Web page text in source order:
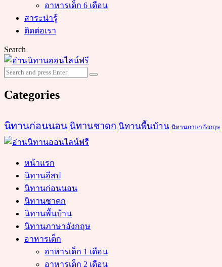
อาหารเด็ก 6 เดือน
สาระน่ารู้
ติดต่อเรา
Search
Search
for:
Search
Categories
นิทานก่อนนอน นิทานชาดก นิทานพื้นบ้าน นิทานภาษาอังกฤษ
หน้าแรก
นิทานอีสป
นิทานก่อนนอน
นิทานชาดก
นิทานพื้นบ้าน
นิทานภาษาอังกฤษ
อาหารเด็ก
อาหารเด็ก 1 เดือน
อาหารเด็ก 2 เดือน